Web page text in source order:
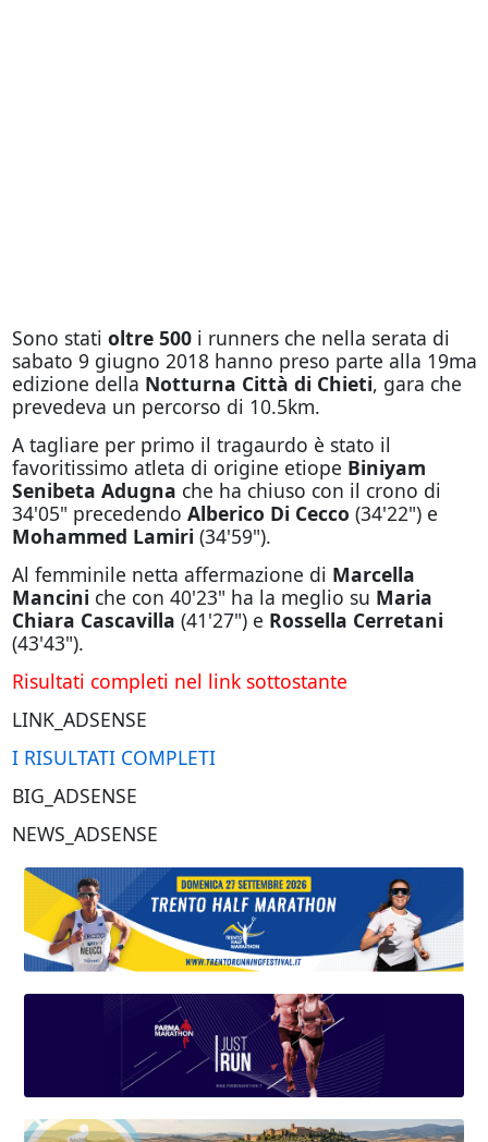
Sono stati oltre 500i runners che nella serata di
sabato 9 giugno 2018 hanno preso parte alla 19ma
edizione della Notturna Città di Chieti, gara che
prevedeva un percorso di 10.5km.
A tagliare per primo il tragaurdo è stato il
favoritissimo atleta di origine etiope Biniyam
Senibeta Adugna che ha chiuso con il crono di
34'05" precedendo Alberico Di Cecco (34'22") e
Mohammed Lamiri (34'59").
Al femminile netta affermazione di Marcella
Mancini che con 40'23" ha la meglio su Maria
Chiara Cascavilla (41'27") e Rossella Cerretani
(43'43").
Risultati completi nel link sottostante
LINK_ADSENSE
I RISULTATI COMPLETI
BIG_ADSENSE
NEWS_ADSENSE